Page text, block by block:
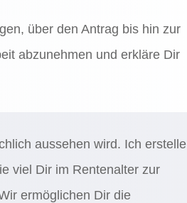
über den Antrag bis hin zur
abzunehmen und erkläre Dir
aussehen wird. Ich erstelle
viel Dir im Rentenalter zur
ermöglichen Dir die